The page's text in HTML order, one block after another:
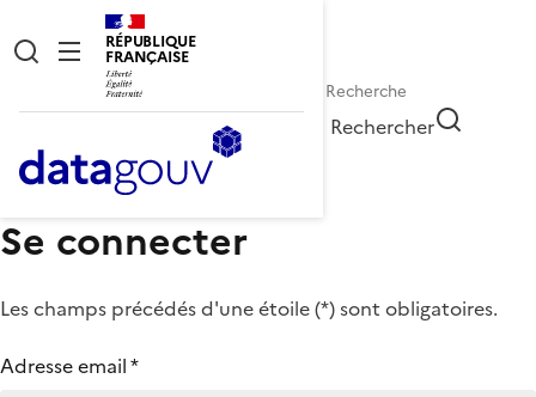
RÉPUBLIQUE
FRANÇAISE
Rechercher
Se connecter
Les champs précédés d'une étoile (*) sont obligatoires.
Adresse email*